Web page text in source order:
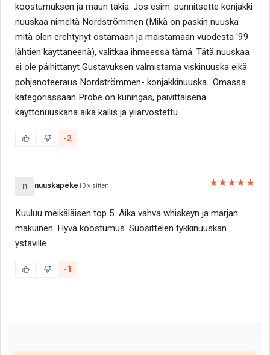
koostumuksen ja maun takia. Jos esim. punnitsette konjakki
nuuskaa nimeltä Nordströmmen (Mikä on paskin nuuska
mitä olen erehtynyt ostamaan ja maistamaan vuodesta '99
lähtien käyttäneenä), valitkaa ihmeessä tämä. Tätä nuuskaa
ei ole päihittänyt Gustavuksen valmistama viskinuuska eikä
pohjanoteeraus Nordströmmen- konjakkinuuska.. Omassa
kategoriassaan Probe on kuningas, päivittäisenä
käyttönuuskana aika kallis ja yliarvostettu..
-2
n nuuskapeke13 v sitten ★★★★★
Kuuluu meikäläisen top 5. Aika vahva whiskeyn ja marjan
makuinen. Hyvä koostumus. Suosittelen tykkinuuskan
ystäville.
-1